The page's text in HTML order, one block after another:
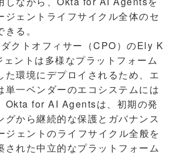
ジェントライフサイクル全体のセ
る。
クトオフィサー（CPO）のEly K
ントは多様なプラットフォーム
た環境にデプロイされるため、エ
単一ベンダーのエコシステムには
Okta for AI Agentsは、初期の発
グから継続的な保護とガバナンス
ジェントのライフサイクル全般を
された中立的なプラットフォーム